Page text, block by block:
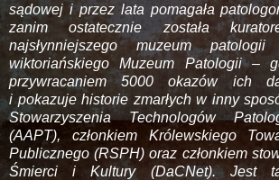
sądowej i przez lata pomagała
zanim ostatecznie została
najsłynniejszego muzeum
wiktoriańskiego Muzeum Patologii –
przywracaniem 5000 okazów ich
i pokazuje historie zmarłych w inny
Stowarzyszenia Technologów
(AAPT), członkiem Królewskiego
Publicznego (RSPH) oraz członkiem
Śmierci i Kultury (DaCNet). Jest